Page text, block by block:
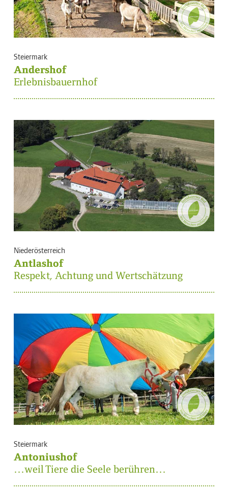
Steiermark
Andershof
Erlebnisbauernhof
Niederösterreich
Antlashof
Respekt, Achtung und Wertschätzung
Steiermark
Antoniushof
…weil Tiere die Seele berühren…